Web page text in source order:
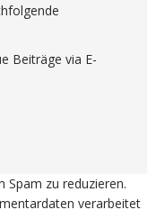
Beiträge via E-
Spam zu reduzieren.
verarbeitet